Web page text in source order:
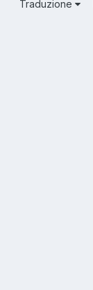
Traduzione